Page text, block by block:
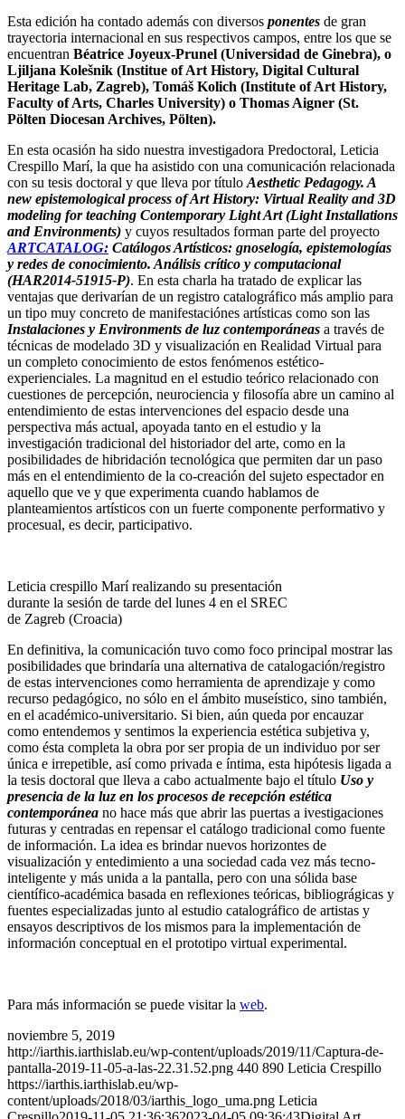
Esta edición ha contado además con diversos ponentes de gran
trayectoria internacional en sus respectivos campos, entre los que se
encuentran Béatrice Joyeux-Prunel (Universidad de Ginebra), o
Ljiljana Kolešnik (Institue of Art History, Digital Cultural
Heritage Lab, Zagreb), Tomáš Kolich (Institute of Art History,
Faculty of Arts, Charles University) o Thomas Aigner (St.
Pölten Diocesan Archives, Pölten).
En esta ocasión ha sido nuestra investigadora Predoctoral, Leticia
Crespillo Marí, la que ha asistido con una comunicación relacionada
con su tesis doctoral y que lleva por título Aesthetic Pedagogy. A
new epistemological process of Art History: Virtual Reality and 3D
modeling for teaching Contemporary Light Art (Light Installations
and Environments) y cuyos resultados forman parte del proyecto
ARTCATALOG: Catálogos Artísticos: gnoselogía, epistemologías
y redes de conocimiento. Análisis crítico y computacional
(HAR2014-51915-P). En esta charla ha tratado de explicar las
ventajas que derivarían de un registro catalográfico más amplio para
un tipo muy concreto de manifestaciónes artísticas como son las
Instalaciones y Environments de luz contemporáneas a través de
técnicas de modelado 3D y visualización en Realidad Virtual para
un completo conocimiento de estos fenómenos estético-
experienciales. La magnitud en el estudio teórico relacionado con
cuestiones de percepción, neurociencia y filosofía abre un camino al
entendimiento de estas intervenciones del espacio desde una
perspectiva más actual, apoyada tanto en el estudio y la
investigación tradicional del historiador del arte, como en la
posibilidades de hibridación tecnológica que permiten dar un paso
más en el entendimiento de la co-creación del sujeto espectador en
aquello que ve y que experimenta cuando hablamos de
planteamientos artísticos con un fuerte componente performativo y
procesual, es decir, participativo.
Leticia crespillo Marí realizando su presentación
durante la sesión de tarde del lunes 4 en el SREC
de Zagreb (Croacia)
En definitiva, la comunicación tuvo como foco principal mostrar las
posibilidades que brindaría una alternativa de catalogación/registro
de estas intervenciones como herramienta de aprendizaje y como
recurso pedagógico, no sólo en el ámbito museístico, sino también,
en el académico-universitario. Si bien, aún queda por encauzar
como entendemos y sentimos la experiencia estética subjetiva y,
como ésta completa la obra por ser propia de un individuo por ser
única e irrepetible, así como privada e íntima, esta hipótesis ligada a
la tesis doctoral que lleva a cabo actualmente bajo el título Uso y
presencia de la luz en los procesos de recepción estética
contemporánea no hace más que abrir las puertas a ivestigaciones
futuras y centradas en repensar el catálogo tradicional como fuente
de información. La idea es brindar nuevos horizontes de
visualización y entedimiento a una sociedad cada vez más tecno-
inteligente y más unida a la pantalla, pero con una sólida base
científico-académica basada en reflexiones teóricas, bibliográgicas y
fuentes especializadas junto al estudio catalográfico de artistas y
ensayos descriptivos de los mismos para la implementación de
información conceptual en el prototipo virtual experimental.
Para más información se puede visitar la web.
noviembre 5, 2019
http://iarthis.iarthislab.eu/wp-content/uploads/2019/11/Captura-de-
pantalla-2019-11-05-a-las-22.31.52.png 440 890 Leticia Crespillo
https://iarthis.iarthislab.eu/wp-
content/uploads/2018/03/iarthis_logo_uma.png Leticia